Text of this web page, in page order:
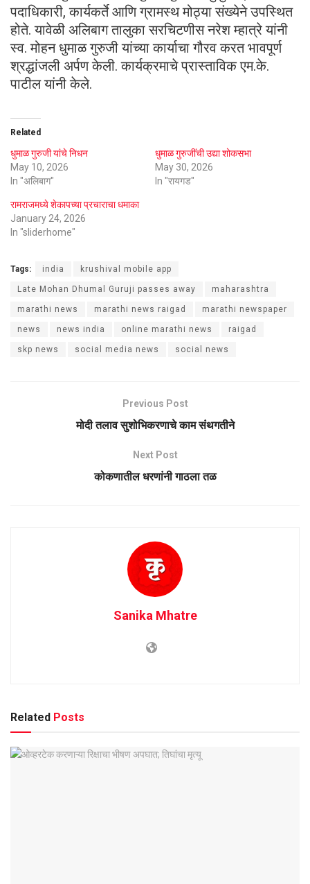
पदाधिकारी, कार्यकर्ते आणि ग्रामस्थ मोठ्या संख्येने उपस्थित
होते. यावेळी अलिबाग तालुका सरचिटणीस नरेश म्हात्रे यांनी
स्व. मोहन धुमाळ गुरुजी यांच्या कार्याचा गौरव करत भावपूर्ण
श्रद्धांजली अर्पण केली. कार्यक्रमाचे प्रास्ताविक एम.के.
पाटील यांनी केले.
Related
धुमाळ गुरुजी यांचे निधन
May 10, 2026
In "अलिबाग"
धुमाळ गुरुजींची उद्या शोकसभा
May 30, 2026
In "रायगड"
रामराजमध्ये शेकापच्या प्रचाराचा धमाका
January 24, 2026
In "sliderhome"
Tags: india krushival mobile app
Late Mohan Dhumal Guruji passes away maharashtra
marathi news marathi news raigad marathi newspaper
news news india online marathi news raigad
skp news social media news social news
Previous Post
मोदी तलाव सुशोभिकरणाचे काम संथगतीने
Next Post
कोकणातील धरणांनी गाठला तळ
Sanika Mhatre
Related Posts